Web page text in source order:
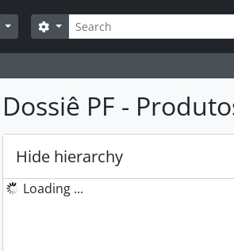
Búsqueda
Search options
Dossiê PF -
Hide hierarchy
Loading ...